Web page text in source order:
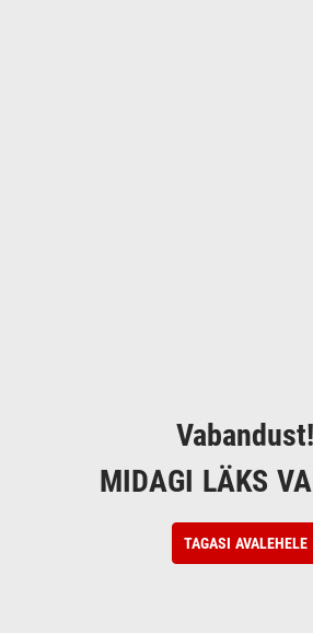
Vabandust!
MIDAGI LÄKS
TAGASI AVALEHELE